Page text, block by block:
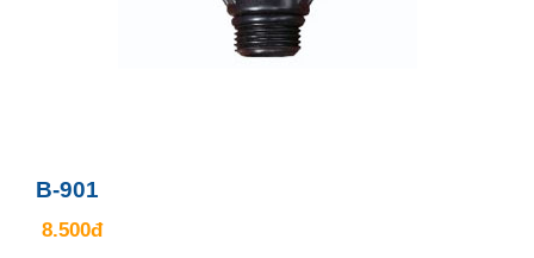
B-901
8.500đ